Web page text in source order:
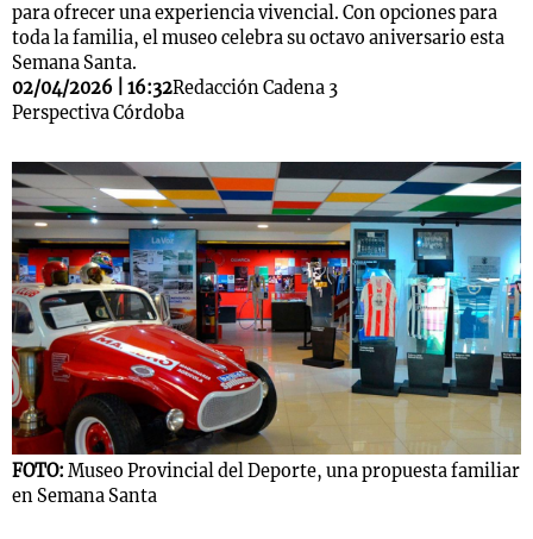
para ofrecer una experiencia vivencial. Con opciones para
toda la familia, el museo celebra su octavo aniversario esta
Semana Santa.
02/04/2026 | 16:32Redacción Cadena 3
Perspectiva Córdoba
FOTO: Museo Provincial del Deporte, una propuesta familiar
en Semana Santa
Notas
Mundial 2026
Notas
Cadena 3